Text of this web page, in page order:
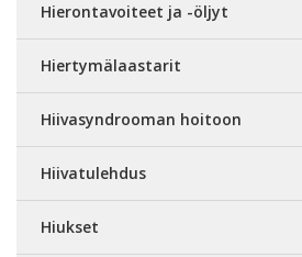
Hierontavoiteet ja -öljyt
Hiertymälaastarit
Hiivasyndrooman hoitoon
Hiivatulehdus
Hiukset